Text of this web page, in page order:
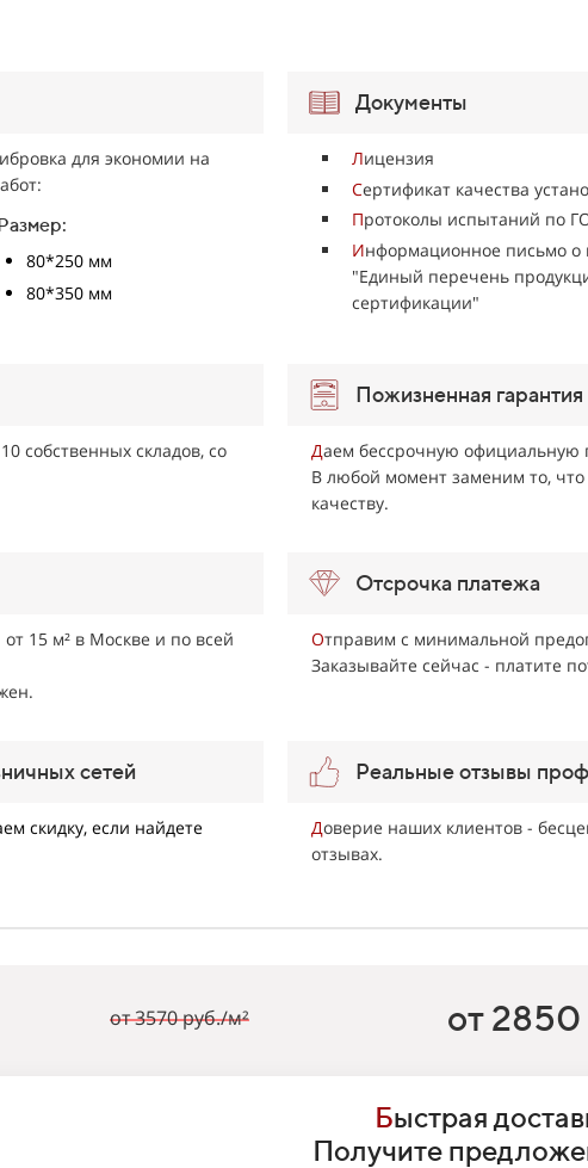
для экономии на
80*250 мм
80*350 мм
Документы
Лицензия
Сертификат качества
Протоколы испытаний по
Информационное письмо о
"Единый перечень
сертификации"
собственных складов, со
Пожизненная гарантия
Даем бессрочную официальную
В любой момент заменим то, что
качеству.
15 м² в Москве и по всей
Отсрочка платежа
Отправим с минимальной
Заказывайте сейчас - платите
сетей
скидку, если найдете
Реальные отзывы
Доверие наших клиентов -
отзывах.
от 3570 руб./м² от
Быстрая
Получите